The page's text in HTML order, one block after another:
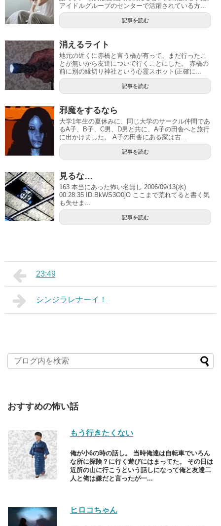
アイドルグループのセンターで活躍されている方...
記事を読む
消えるライト
地元の近くに赤橋と言う橋が有って、まだ行ったこ
とが無いから友達について行くことにした。 赤橋の
前に別の縁切り神社という心霊スポット(正確に...
記事を読む
邪魔をするなら
大学1年生の夏休みに、同じ大学のサークル仲間であ
るA子、B子、C男、D男と共に、A子の田舎へと旅行
に出かけました。 A子の田舎にある家は古...
記事を読む
見るな…
163 本当にあった怖い名無し 2006/09/13(水)
00:28:35 ID:BkWS3O0jO ここまで荒れてると書く気
も失せま...
記事を読む
23:49
シンジラレナーイ！
おすすめの怖い話
もう行きたくない
俺が小6の時の話し。 当時俺達は自転車でいろん
な所に探険？に行く遊びにはまってた。 その日は
近所の山に行こうという話しになって俺と友達二
人と俺は嫌だと言ったが一...
ヒロコちゃん